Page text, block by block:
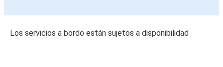
Los servicios a bordo están sujetos a disponibilidad